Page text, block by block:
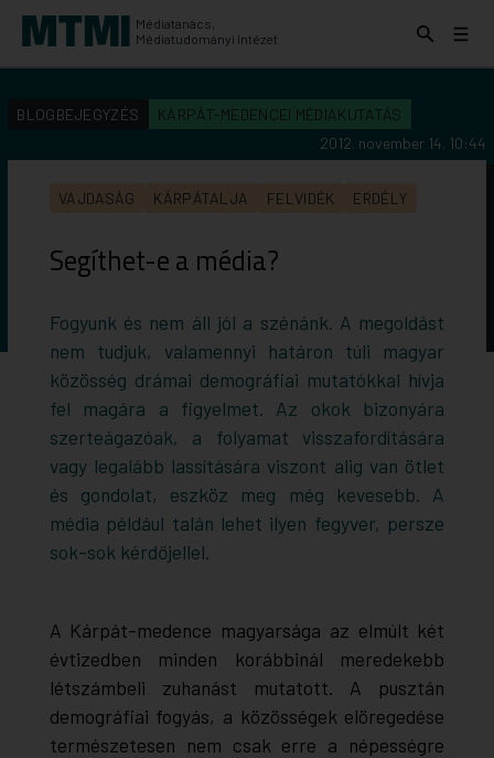
Médiatanács,
Médiatudományi Intézet
KERESÉS AZ INTÉZET ANYAGAI KÖZÖTT
indítása
Keresés
Menü
BLOGBEJEGYZÉS
KÁRPÁT-MEDENCEI MÉDIAKUTATÁS
2012. november 14. 10:44
VAJDASÁG KÁRPÁTALJA FELVIDÉK ERDÉLY
Segíthet-e a média?
Fogyunk és nem áll jól a szénánk. A megoldást
nem tudjuk, valamennyi határon túli magyar
közösség drámai demográfiai mutatókkal hívja
fel magára a figyelmet. Az okok bizonyára
szerteágazóak, a folyamat visszafordítására
vagy legalább lassítására viszont alig van ötlet
és gondolat, eszköz meg még kevesebb. A
média például talán lehet ilyen fegyver, persze
sok-sok kérdőjellel.
A Kárpát-medence magyarsága az elmúlt két
évtizedben minden korábbinál meredekebb
létszámbeli zuhanást mutatott. A pusztán
demográfiai fogyás, a közösségek elöregedése
természetesen nem csak erre a népességre